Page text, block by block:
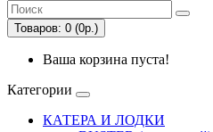
Товаров: 0 (0р.)
Ваша корзина пуста!
Категории
КАТЕРА И ЛОДКИ